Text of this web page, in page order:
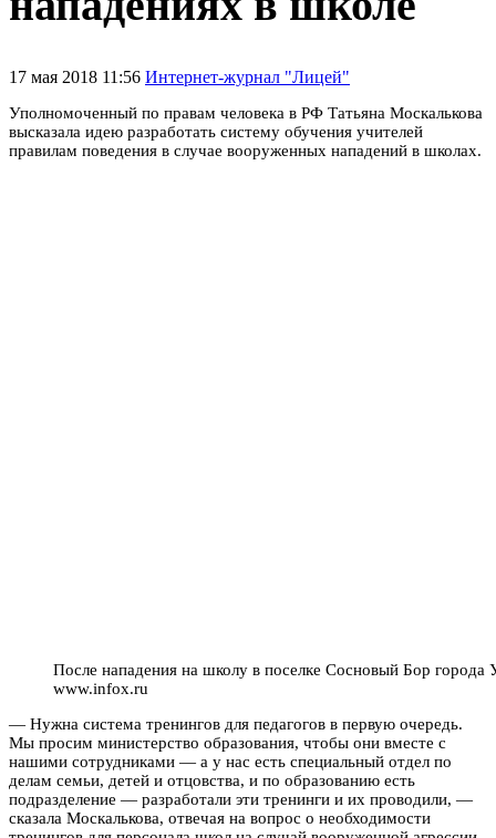
17 мая 2018 11:56 Интернет-журнал "Лицей"
Уполномоченный по правам человека в РФ Татьяна Москалькова
высказала идею разработать систему обучения учителей
правилам поведения в случае вооруженных нападений в школах.
После нападения на школу в поселке Сосновый Бор города
www.infox.ru
— Нужна система тренингов для педагогов в первую очередь.
Мы просим министерство образования, чтобы они вместе с
нашими сотрудниками — а у нас есть специальный отдел по
делам семьи, детей и отцовства, и по образованию есть
подразделение — разработали эти тренинги и их проводили, —
сказала Москалькова, отвечая на вопрос о необходимости